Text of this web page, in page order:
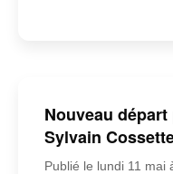
Nouveau
Sylvain
Publié le lundi 11 mai